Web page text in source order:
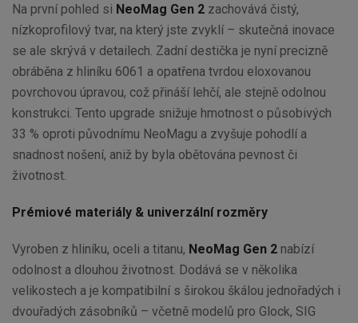
Na první pohled si NeoMag Gen 2 zachovává čistý,
nízkoprofilový tvar, na který jste zvyklí – skutečná inovace
se ale skrývá v detailech. Zadní destička je nyní precizně
obráběna z hliníku 6061 a opatřena tvrdou eloxovanou
povrchovou úpravou, což přináší lehčí, ale stejně odolnou
konstrukci. Tento upgrade snižuje hmotnost o působivých
33 % oproti původnímu NeoMagu a zvyšuje pohodlí a
snadnost nošení, aniž by byla obětována pevnost či
životnost.
Prémiové materiály & univerzální rozměry
Vyroben z hliníku, oceli a titanu, NeoMag Gen 2 nabízí
odolnost a dlouhou životnost. Dodává se v několika
velikostech a je kompatibilní s širokou škálou jednořadých i
dvouřadých zásobníků – včetně modelů pro Glock, SIG